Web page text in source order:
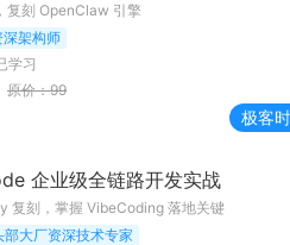
复刻 OpenClaw 引擎
深架构师
学习
原价：99
极客
企业级全链路开发实战
复刻，掌握 VibeCoding 落地关键
部大厂资深技术专家